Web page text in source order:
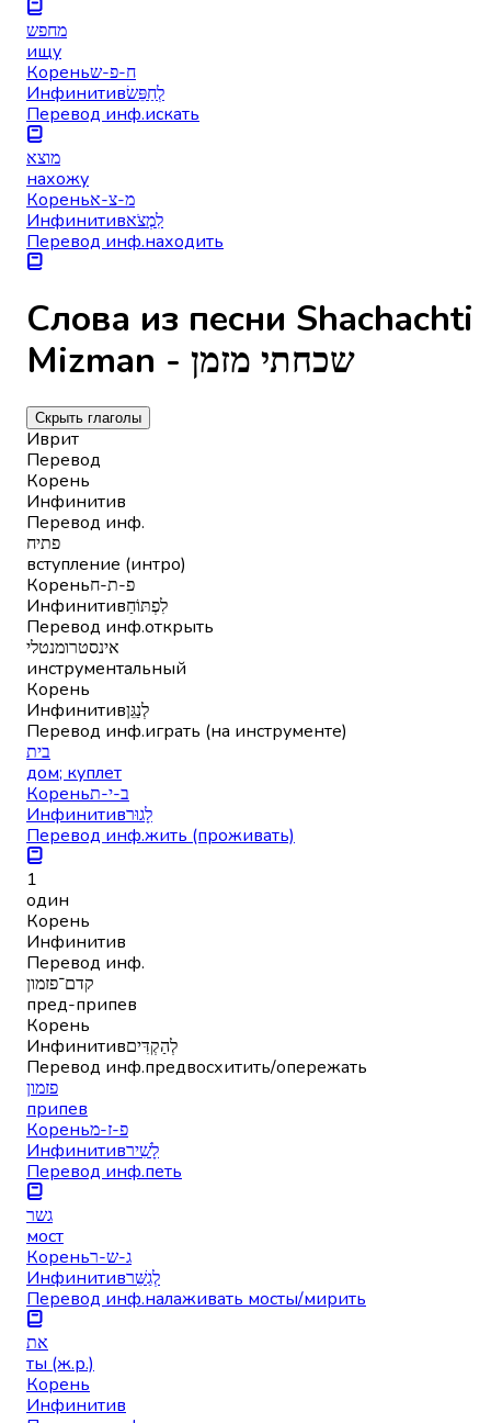
מחפש
ищу
Кореньח-פ-ש
Инфинитивלְחַפֵּשׂ
Перевод инф.искать
מוצא
нахожу
Кореньמ-צ-א
Инфинитивלִמְצֹא
Перевод инф.находить
Слова из песни Shachachti
Mizman - שכחתי מזמן
Скрыть глаголы
Иврит
Перевод
Корень
Инфинитив
Перевод инф.
פתיח
вступление (интро)
Кореньפ-ת-ח
Инфинитивלִפְתּוֹחַ
Перевод инф.открыть
אינסטרומנטלי
инструментальный
Корень
Инфинитивלְנַגֵּן
Перевод инф.играть (на инструменте)
בית
дом; куплет
Кореньב-י-ת
Инфинитивלָגוּר
Перевод инф.жить (проживать)
1
один
Корень
Инфинитив
Перевод инф.
קדם־פזמון
пред-припев
Корень
Инфинитивלְהַקְדִּים
Перевод инф.предвосхитить/опережать
פזמון
припев
Кореньפ-ז-מ
Инфинитивלָשִׁיר
Перевод инф.петь
גשר
мост
Кореньג-ש-ר
Инфинитивלְגַשֵּׁר
Перевод инф.налаживать мосты/мирить
את
ты (ж.р.)
Корень
Инфинитив